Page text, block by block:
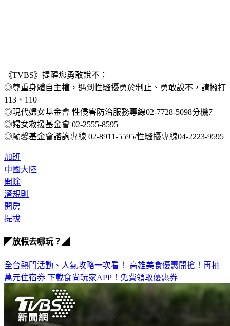
《TVBS》提醒您勇敢說不：
◎尊重身體自主權，遇到性騷擾勇於制止、勇敢說不，請撥打
113、110
◎現代婦女基金會 性侵害防治服務專線02-7728-5098分機7
◎婦女救援基金會 02-2555-8595
◎勵馨基金會諮詢專線 02-8911-5595/性騷擾專線04-2223-9595
加班
中國大陸
開除
潛規則
開房
提拔
◤放假去哪玩？◢
全台熱門活動、人氣攻略一次看！ 高雄美食優惠開搶！再抽
萬元住宿券 下載食尚玩家APP！免費領取優惠券